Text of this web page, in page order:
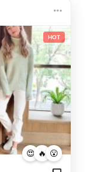
HOT
😍 🔥 😮